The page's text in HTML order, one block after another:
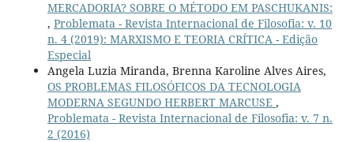
MERCADORIA? SOBRE O MÉTODO EM PASCHUKANIS:
, Problemata - Revista Internacional de Filosofia: v. 10
n. 4 (2019): MARXISMO E TEORIA CRÍTICA - Edição
Especial
Angela Luzia Miranda, Brenna Karoline Alves Aires,
OS PROBLEMAS FILOSÓFICOS DA TECNOLOGIA
MODERNA SEGUNDO HERBERT MARCUSE ,
Problemata - Revista Internacional de Filosofia: v. 7 n.
2 (2016)